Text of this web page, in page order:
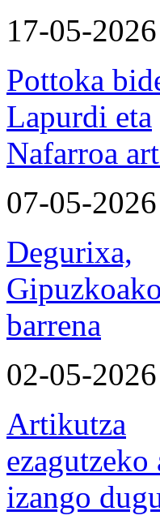
17-05-2026
Pottoka
Lapurdi eta
Nafarroa
07-05-2026
Degurixa,
barrena
02-05-2026
Artikutza
ezagutzeko
izango